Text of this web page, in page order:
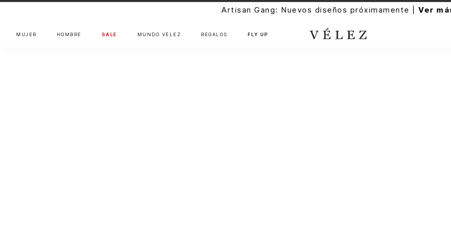
Artisan Gang: Nuevos diseños próximamente |Ver
MUJER HOMBRE SALE MUNDO VÉLEZ REGALOS FLY UP